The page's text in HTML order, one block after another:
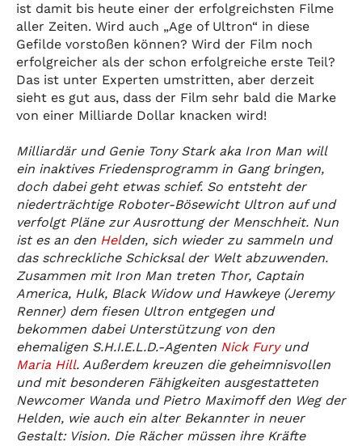
ist damit bis heute einer der erfolgreichsten Filme
aller Zeiten. Wird auch „Age of Ultron“ in diese
Gefilde vorstoßen können? Wird der Film noch
erfolgreicher als der schon erfolgreiche erste Teil?
Das ist unter Experten umstritten, aber derzeit
sieht es gut aus, dass der Film sehr bald die Marke
von einer Milliarde Dollar knacken wird!
Milliardär und Genie Tony Stark aka Iron Man will
ein inaktives Friedensprogramm in Gang bringen,
doch dabei geht etwas schief. So entsteht der
niederträchtige Roboter-Bösewicht Ultron auf und
verfolgt Pläne zur Ausrottung der Menschheit. Nun
ist es an den Helden, sich wieder zu sammeln und
das schreckliche Schicksal der Welt abzuwenden.
Zusammen mit Iron Man treten Thor, Captain
America, Hulk, Black Widow und Hawkeye (Jeremy
Renner) dem fiesen Ultron entgegen und
bekommen dabei Unterstützung von den
ehemaligen S.H.I.E.L.D.-Agenten Nick Furyund
Maria Hill. Außerdem kreuzen die geheimnisvollen
und mit besonderen Fähigkeiten ausgestatteten
Newcomer Wanda und Pietro Maximoff den Weg der
Helden, wie auch ein alter Bekannter in neuer
Gestalt: Vision. Die Rächer müssen ihre Kräfte